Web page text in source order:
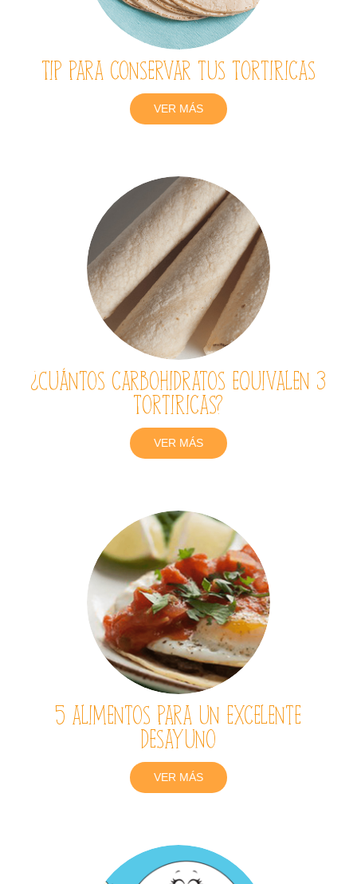
Tip para conservar tus TortiRicas
VER MÁS
¿Cuántos carbohidratos equivalen 3
TortiRicas?
VER MÁS
5 alimentos para un excelente
desayuno
VER MÁS